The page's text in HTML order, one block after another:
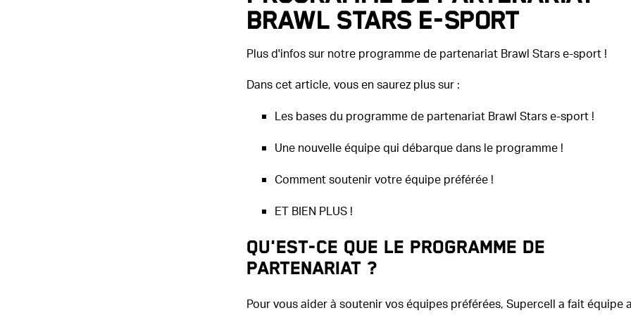
Brawl Stars e-sport
Plus d'infos sur notre programme de partenariat Brawl Stars e-sport !
Dans cet article, vous en saurez plus sur :
Les bases du programme de partenariat Brawl Stars e-sport !
Une nouvelle équipe qui débarque dans le programme !
Comment soutenir votre équipe préférée !
ET BIEN PLUS !
Qu'est-ce que le programme de
partenariat ?
Pour vous aider à soutenir vos équipes préférées, Supercell a fait équipe